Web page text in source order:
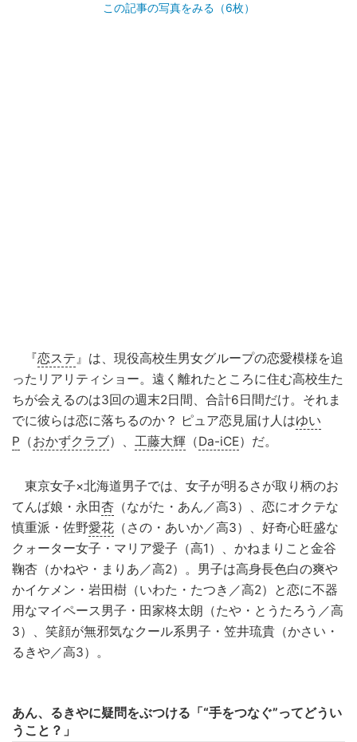
この記事の写真をみる（6枚）
『恋ステ』は、現役高校生男女グループの恋愛模様を追
ったリアリティショー。遠く離れたところに住む高校生た
ちが会えるのは3回の週末2日間、合計6日間だけ。それま
でに彼らは恋に落ちるのか？ ピュア恋見届け人はゆい
P （おかずクラブ）、 工藤大輝 （Da-iCE）だ。
東京女子×北海道男子では、女子が明るさが取り柄のお
てんば娘・永田杏 （ながた・あん／高3）、恋にオクテな
慎重派・佐野愛花 （さの・あいか／高3）、好奇心旺盛な
クォーター女子・マリア愛子（高1）、かねまりこと金谷
鞠杏（かねや・まりあ／高2）。男子は高身長色白の爽や
かイケメン・岩田樹（いわた・たつき／高2）と恋に不器
用なマイペース男子・田家柊太朗（たや・とうたろう／高
3）、笑顔が無邪気なクール系男子・笠井琉貴（かさい・
るきや／高3）。
あん、るきやに疑問をぶつける「“手をつなぐ”ってどうい
うこと？」